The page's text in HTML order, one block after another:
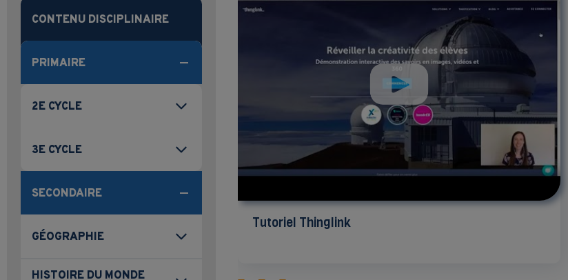
CONTENU DISCIPLINAIRE
PRIMAIRE
2E CYCLE
3E CYCLE
SECONDAIRE
GÉOGRAPHIE
HISTOIRE DU MONDE
Tutoriel Thinglink